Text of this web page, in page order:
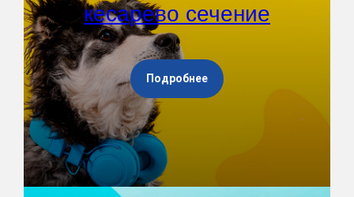
кесарево сечение
Подробнее